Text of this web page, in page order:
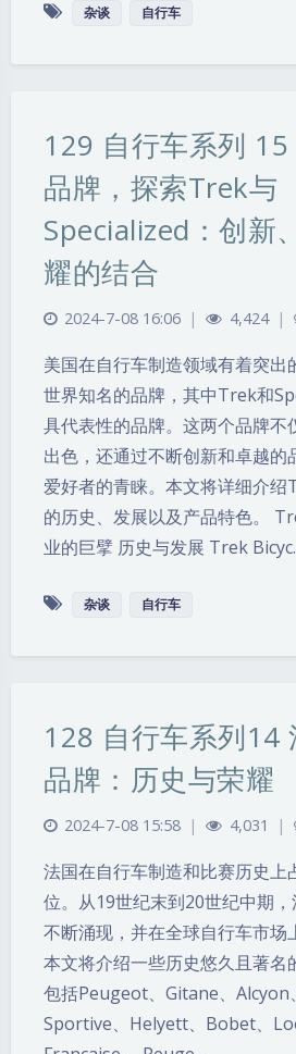
杂谈 自行车
129 自行车系列
品牌，探索Trek与
Specialized：创新
耀的结合
2024-7-08 16:06 | 4,424 |
美国在自行车制造领域有着突出
世界知名的品牌，其中Trek和
具代表性的品牌。这两个品牌不
出色，还通过不断创新和卓越的
爱好者的青睐。本文将详细介
的历史、发展以及产品特色。
业的巨擘 历史与发展 Trek
杂谈 自行车
128 自行车系列14
品牌：历史与荣耀
2024-7-08 15:58 | 4,031 |
法国在自行车制造和比赛历史上
位。从19世纪末到20世纪中期
不断涌现，并在全球自行车市场
本文将介绍一些历史悠久且著名
包括Peugeot、Gitane、
Sportive、Helyett、Bobet、